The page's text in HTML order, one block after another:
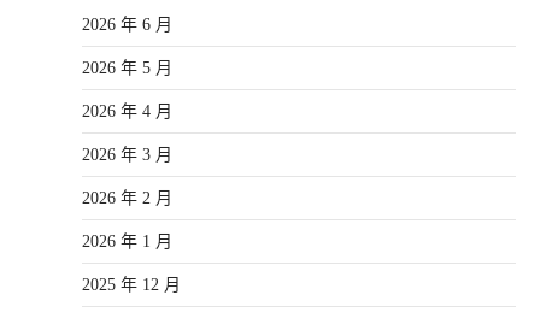
2026 年 6 月
2026 年 5 月
2026 年 4 月
2026 年 3 月
2026 年 2 月
2026 年 1 月
2025 年 12 月